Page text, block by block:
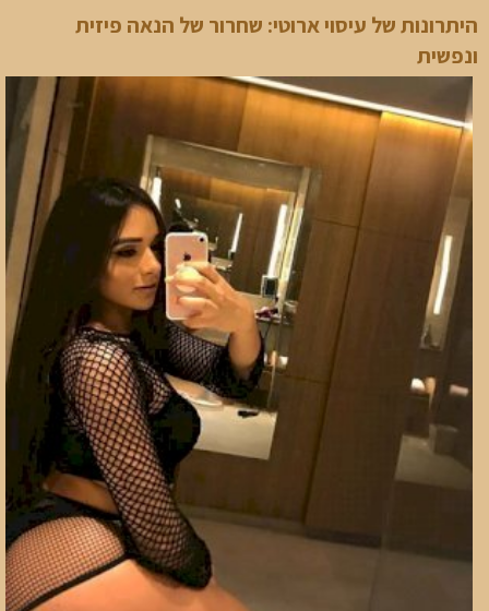
היתרונות של עיסוי ארוטי: שחרור של הנאה פיזית
ונפשית